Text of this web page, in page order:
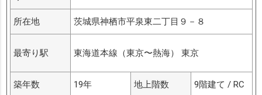
所在地 茨城県神栖市平泉東二丁目９－８
最寄り駅 東海道本線（東京〜熱海） 東京
築年数 19年 地上階数 9階建て / RC